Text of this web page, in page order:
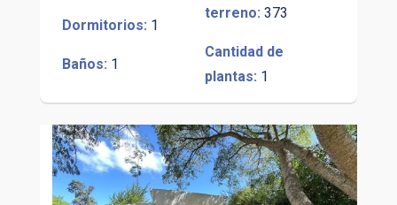
Dormitorios: 1
Baños: 1
terreno: 373
Cantidad de
plantas: 1